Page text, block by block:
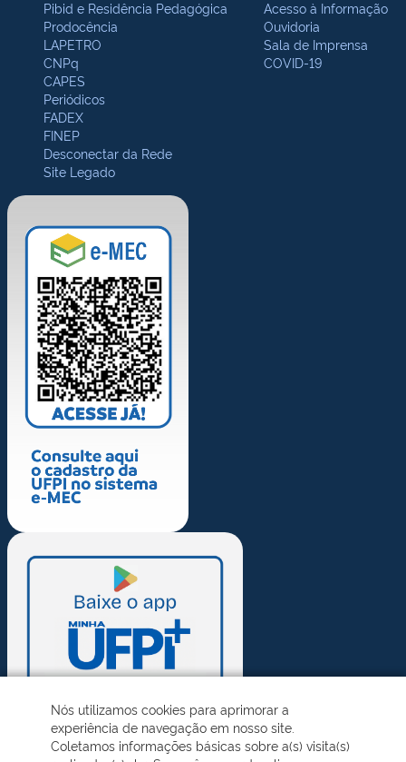
Pibid e Residência Pedagógica
Prodocência
LAPETRO
CNPq
CAPES
Periódicos
FADEX
FINEP
Desconectar da Rede
Site Legado
Acesso à Informação
Ouvidoria
Sala de Imprensa
COVID-19
Nós utilizamos cookies para aprimorar a
experiência de navegação em nosso site.
Coletamos informações básicas sobre a(s) visita(s)